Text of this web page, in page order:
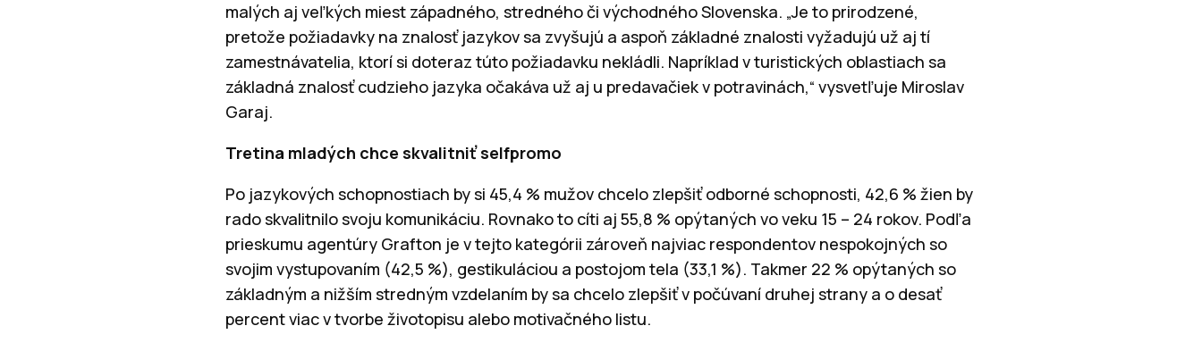
malých aj veľkých miest západného, stredného či východného Slovenska. „Je to prirodzené,
pretože požiadavky na znalosť jazykov sa zvyšujú a aspoň základné znalosti vyžadujú už aj tí
zamestnávatelia, ktorí si doteraz túto požiadavku nekládli. Napríklad v turistických oblastiach sa
základná znalosť cudzieho jazyka očakáva už aj u predavačiek v potravinách,“ vysvetľuje Miroslav
Garaj.
Tretina mladých chce skvalitniť selfpromo
Po jazykových schopnostiach by si 45,4 % mužov chcelo zlepšiť odborné schopnosti, 42,6 % žien by
rado skvalitnilo svoju komunikáciu. Rovnako to cíti aj 55,8 % opýtaných vo veku 15 – 24 rokov. Podľa
prieskumu agentúry Grafton je v tejto kategórii zároveň najviac respondentov nespokojných so
svojim vystupovaním (42,5 %), gestikuláciou a postojom tela (33,1 %). Takmer 22 % opýtaných so
základným a nižším stredným vzdelaním by sa chcelo zlepšiť v počúvaní druhej strany a o desať
percent viac v tvorbe životopisu alebo motivačného listu.